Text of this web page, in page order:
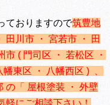
ておりますので筑豊地
川市 ・ 宮若市 ・ 田
市 ( 門司区 ・ 若松区 ・
東区 ・ 八幡西区 ) 、
の「 屋根塗装 ・ 外壁
軽にご相談下さい！